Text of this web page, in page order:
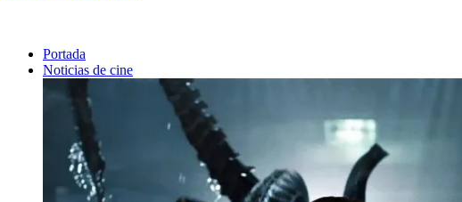
Portada
Noticias de cine